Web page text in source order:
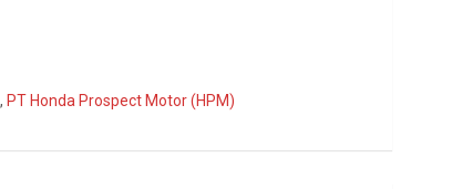
, PT Honda Prospect Motor (HPM)